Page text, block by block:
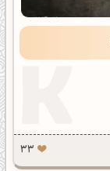
33